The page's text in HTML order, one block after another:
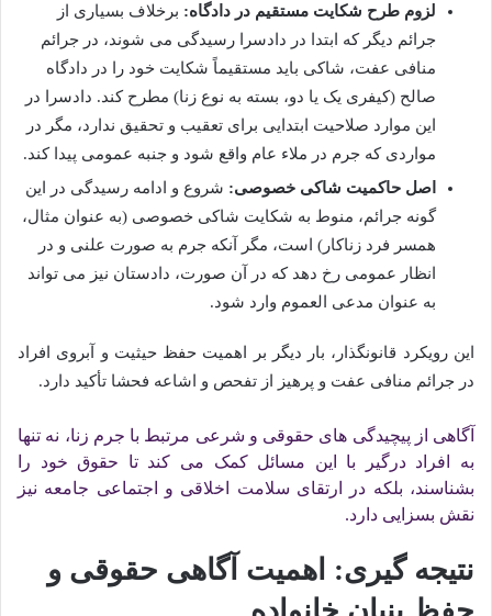
لزوم طرح شکایت مستقیم در دادگاه: برخلاف بسیاری از
جرائم دیگر که ابتدا در دادسرا رسیدگی می شوند، در جرائم
منافی عفت، شاکی باید مستقیماً شکایت خود را در دادگاه
صالح (کیفری یک یا دو، بسته به نوع زنا) مطرح کند. دادسرا در
این موارد صلاحیت ابتدایی برای تعقیب و تحقیق ندارد، مگر در
مواردی که جرم در ملاء عام واقع شود و جنبه عمومی پیدا کند.
اصل حاکمیت شاکی خصوصی: شروع و ادامه رسیدگی در این
گونه جرائم، منوط به شکایت شاکی خصوصی (به عنوان مثال،
همسر فرد زناکار) است، مگر آنکه جرم به صورت علنی و در
انظار عمومی رخ دهد که در آن صورت، دادستان نیز می تواند
به عنوان مدعی العموم وارد شود.
این رویکرد قانونگذار، بار دیگر بر اهمیت حفظ حیثیت و آبروی افراد
در جرائم منافی عفت و پرهیز از تفحص و اشاعه فحشا تأکید دارد.
آگاهی از پیچیدگی های حقوقی و شرعی مرتبط با جرم زنا، نه تنها
به افراد درگیر با این مسائل کمک می کند تا حقوق خود را
بشناسند، بلکه در ارتقای سلامت اخلاقی و اجتماعی جامعه نیز
نقش بسزایی دارد.
نتیجه گیری: اهمیت آگاهی حقوقی و